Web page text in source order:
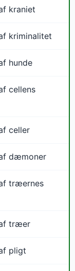
kraniet
kriminalitet
hunde
cellens
celler
dæmoner
træernes
træer
pligt